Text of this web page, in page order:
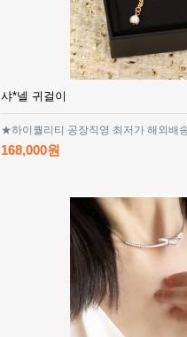
샤*넬 귀걸이
★하이퀄리티 공장직영 최저가 해외배
168,000원